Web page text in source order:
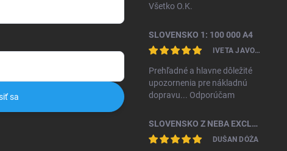
sa
Všetko O.K.
SLOVENSKO 1: 100 000 A4
IVETA JAVORKOVÁ KAMHALOVÁ
Prehľadné a hlavne dôležité
upozornenia pre nákladnú
dopravu... Odporúčam
SLOVENSKO Z NEBA EXCLUSIVE II. VYDANIE
DUŠAN DÓŽA